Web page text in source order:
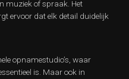
muziek of spraak. Het
ervoor dat elk detail duidelijk
opnamestudio’s, waar
is. Maar ook in